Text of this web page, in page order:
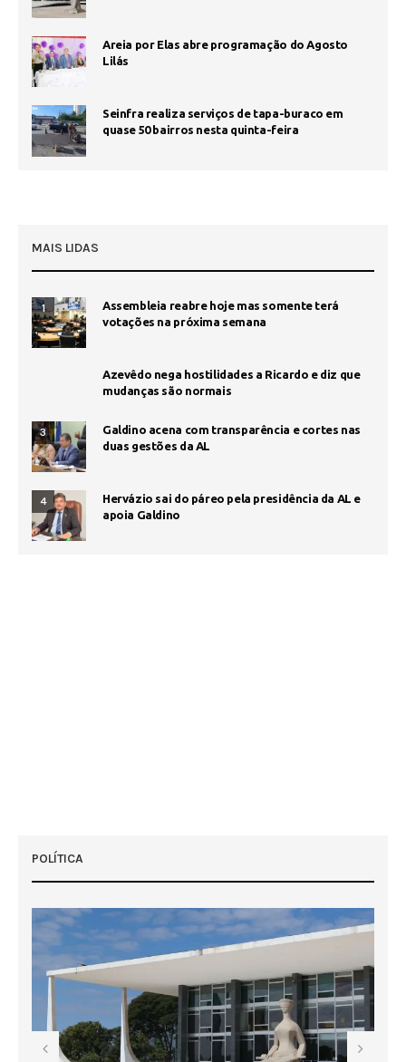
Areia por Elas abre programação do Agosto
Lilás
Seinfra realiza serviços de tapa-buraco em
quase 50 bairros nesta quinta-feira
MAIS LIDAS
1
Assembleia reabre hoje mas somente terá
votações na próxima semana
Azevêdo nega hostilidades a Ricardo e diz que
mudanças são normais
3
Galdino acena com transparência e cortes nas
duas gestões da AL
4
Hervázio sai do páreo pela presidência da AL e
apoia Galdino
POLÍTICA